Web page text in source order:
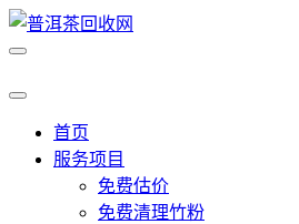
首页
服务项目
免费估价
免费清理竹粉